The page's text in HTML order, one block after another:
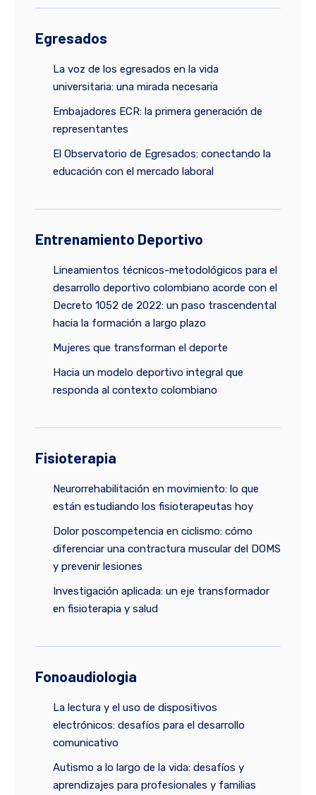
Egresados
La voz de los egresados en la vida
universitaria: una mirada necesaria
Embajadores ECR: la primera generación de
representantes
El Observatorio de Egresados: conectando la
educación con el mercado laboral
Entrenamiento Deportivo
Lineamientos técnicos-metodológicos para el
desarrollo deportivo colombiano acorde con el
Decreto 1052 de 2022: un paso trascendental
hacia la formación a largo plazo
Mujeres que transforman el deporte
Hacia un modelo deportivo integral que
responda al contexto colombiano
Fisioterapia
Neurorrehabilitación en movimiento: lo que
están estudiando los fisioterapeutas hoy
Dolor poscompetencia en ciclismo: cómo
diferenciar una contractura muscular del DOMS
y prevenir lesiones
Investigación aplicada: un eje transformador
en fisioterapia y salud
Fonoaudiologia
La lectura y el uso de dispositivos
electrónicos: desafíos para el desarrollo
comunicativo
Autismo a lo largo de la vida: desafíos y
aprendizajes para profesionales y familias